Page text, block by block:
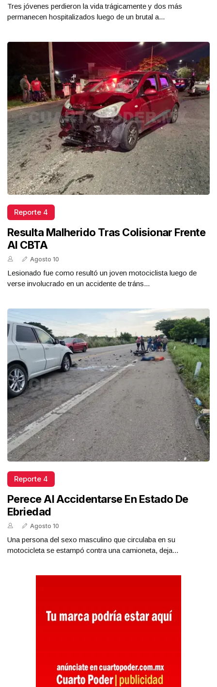
Tres jóvenes perdieron la vida trágicamente y dos más
permanecen hospitalizados luego de un brutal a...
Reporte 4
Resulta Malherido Tras Colisionar Frente
Al CBTA
Agosto 10
Lesionado fue como resultó un joven motociclista luego de
verse involucrado en un accidente de tráns...
Reporte 4
Perece Al Accidentarse En Estado De
Ebriedad
Agosto 10
Una persona del sexo masculino que circulaba en su
motocicleta se estampó contra una camioneta, deja...